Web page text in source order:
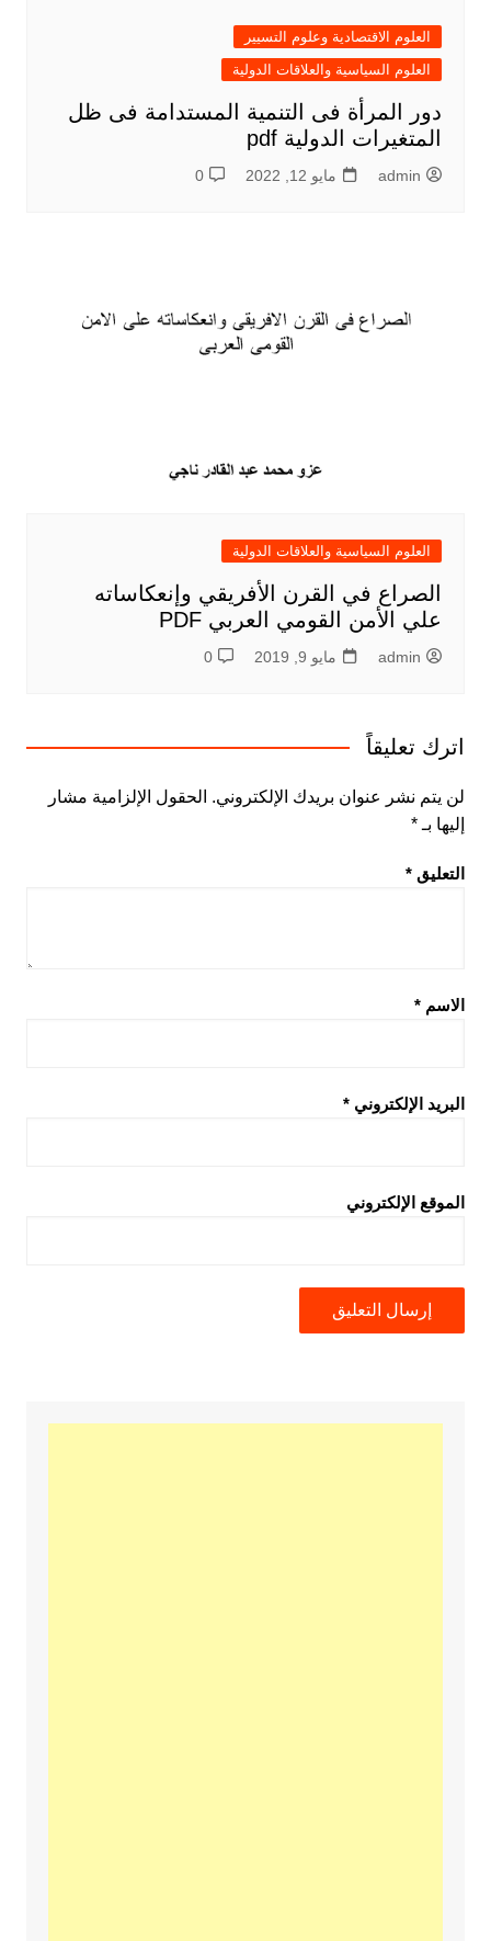
العلوم الاقتصادية وعلوم التسيير
العلوم السياسية والعلاقات الدولية
دور المرأة فى التنمية المستدامة فى ظل
المتغيرات الدولية pdf
admin مايو 12, 2022 0
العلوم السياسية والعلاقات الدولية
الصراع في القرن الأفريقي وإنعكاساته
علي الأمن القومي العربي PDF
admin مايو 9, 2019 0
اترك تعليقاً
لن يتم نشر عنوان بريدك الإلكتروني. الحقول الإلزامية مشار
إليها بـ *
التعليق *
الاسم *
البريد الإلكتروني *
الموقع الإلكتروني